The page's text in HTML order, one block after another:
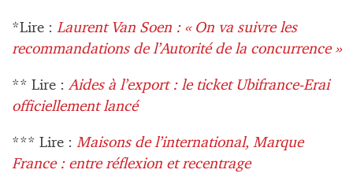
*Lire : Laurent Van Soen : « On va suivre les
recommandations de l’Autorité de la concurrence »
** Lire : Aides à l’export : le ticket Ubifrance-Erai
officiellement lancé
*** Lire : Maisons de l’international, Marque
France : entre réflexion et recentrage